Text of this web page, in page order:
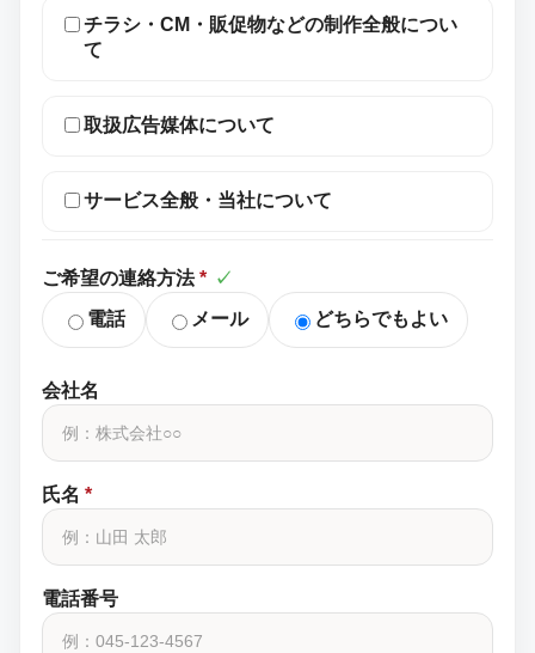
チラシ・CM・販促物などの制作全般につい
て
取扱広告媒体について
サービス全般・当社について
ご希望の連絡方法 * ✓
電話 メール どちらでもよい
会社名
氏名 *
電話番号